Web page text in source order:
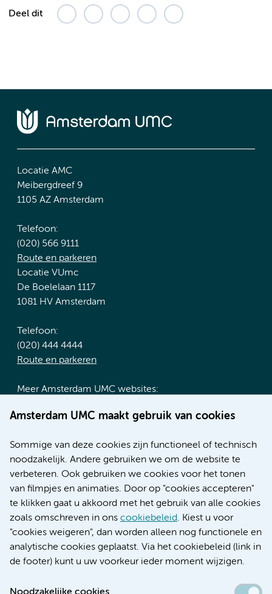
Deel dit
Amsterdam UMC maakt gebruik van cookies
Sommige van deze cookies zijn functioneel of technisch
noodzakelijk. Andere gebruiken we om de website te
verbeteren. Ook gebruiken we cookies voor het tonen
van filmpjes en animaties. Door op "cookies accepteren"
te klikken gaat u akkoord met het gebruik van alle cookies
zoals omschreven in ons cookiebeleid. Kiest u voor
"cookies weigeren", dan worden alleen nog functionele en
analytische cookies geplaatst. Via het cookiebeleid (link in
de footer) kunt u uw voorkeur ieder moment wijzigen.
Locatie AMC
Meibergdreef 9
1105 AZ Amsterdam
Telefoon:
(020) 566 9111
Route en parkeren
Locatie VUmc
De Boelelaan 1117
1081 HV Amsterdam
Telefoon:
(020) 444 4444
Route en parkeren
Meer Amsterdam UMC websites:
Werken bij Amsterdam UMC
Nieuws
Research
Educatie locatie AMC
Educatie locatie VUmc
Verwijzen & diagnostiek